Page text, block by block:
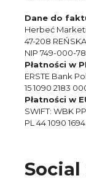
Dane do
Herbeć
47-208
NIP 749-000-
Płatności w
ERSTE Bank
15 1090 2183
Płatności w
SWIFT: WBK
PL 44 1090